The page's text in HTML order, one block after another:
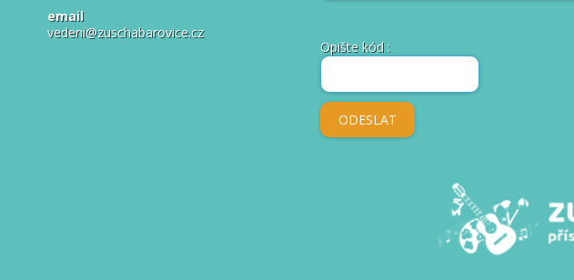
email
vedeni@zuschabarovice.cz
Opište kód :